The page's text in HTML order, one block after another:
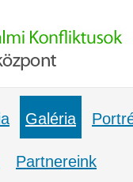
Galéria
Partnereink